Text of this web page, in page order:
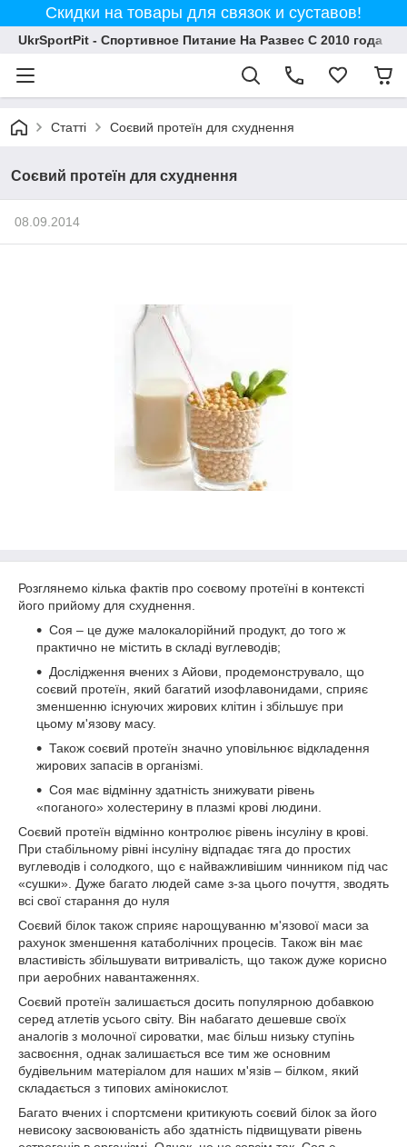
Скидки на товары для связок и суставов!
UkrSportPit - Спортивное Питание На Развес С 2010 года
Статті Соєвий протеїн для схуднення
Соєвий протеїн для схуднення
08.09.2014
Розглянемо кілька фактів про соєвому протеїні в контексті
його прийому для схуднення.
Соя – це дуже малокалорійний продукт, до того ж
практично не містить в складі вуглеводів;
Дослідження вчених з Айови, продемонструвало, що
соєвий протеїн, який багатий изофлавонидами, сприяє
зменшенню існуючих жирових клітин і збільшує при
цьому м'язову масу.
Також соєвий протеїн значно уповільнює відкладення
жирових запасів в організмі.
Соя має відмінну здатність знижувати рівень
«поганого» холестерину в плазмі крові людини.
Соєвий протеїн відмінно контролює рівень інсуліну в крові.
При стабільному рівні інсуліну відпадає тяга до простих
вуглеводів і солодкого, що є найважливішим чинником під час
«сушки». Дуже багато людей саме з-за цього почуття, зводять
всі свої старання до нуля
Соєвий білок також сприяє нарощуванню м'язової маси за
рахунок зменшення катаболічних процесів. Також він має
властивість збільшувати витривалість, що також дуже корисно
при аеробних навантаженнях.
Соєвий протеїн залишається досить популярною добавкою
серед атлетів усього світу. Він набагато дешевше своїх
аналогів з молочної сироватки, має більш низьку ступінь
засвоєння, однак залишається все тим же основним
будівельним матеріалом для наших м'язів – білком, який
складається з типових амінокислот.
Багато вчених і спортсмени критикують соєвий білок за його
невисоку засвоюваність або здатність підвищувати рівень